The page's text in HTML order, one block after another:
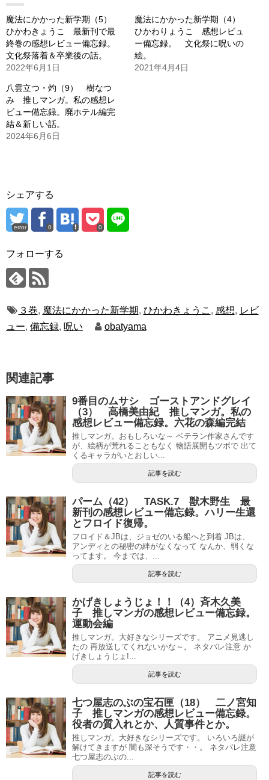
魔法にかかった新学期（5）
ひかわきょうこ 最新刊で最
終巻の感想レビュー備忘録。
文化祭落着＆卒業後の話。
2022年6月1日
魔法にかかった新学期（4）
ひかわりょうこ 感想レビュ
ー備忘録。 文化祭に呪いの
絵。
2021年4月4日
八雲立つ・灼（9） 樹なつ
み 推しマンガ。私の感想レ
ビュー備忘録。廃ホテル編完
結＆新しい話。
2024年6月6日
シェアする
error 0 0
フォローする
３巻, 魔法にかかった新学期, ひかわきょうこ , 感想, レビ
ュー, 備忘録, 呪い obatyama
関連記事
9番目のムサシ ゴーストアンドグレイ
（3） 高橋美由紀 推しマンガ。私の
感想レビュー備忘録。六花の森編完結
推しマンガ。おもしろいな～ ベテラン作家さんです
が、絵柄が荒れることもなく 物語展開もツボで 出て
くるキャラがいとおしい...
記事を読む
パーム（42） TASK.7 獣木野生 最
新刊の感想レビュー備忘録。ハリー生還
とフロイド復帰。
フロイド＆JBは、ジョゼのいる船へと到着 JBは、
アンディとの秘密の絆がなくなって なんか、弱くな
ってます。 今までは、...
記事を読む
かげきしょうじょ！！（4）斉木久美
子 推しマンガの感想レビュー備忘録。
運動会編
推しマンガ。大好きなシリーズです。 アニメ見逃し
たの 再放送してくれないかな～。 ネタバレ注意 か
げきしょうじょ!...
記事を読む
七つ屋志のぶの宝石匣（18） 二ノ宮知
子 推しマンガの感想レビュー備忘録。
役者の質入れとか、人質事件とか。
推しマンガ。大好きなシリーズです。 いろいろ謎が
解けてきますが 闇も深そうです・・。 ネタバレ注意
七つ屋志のぶの...
記事を読む